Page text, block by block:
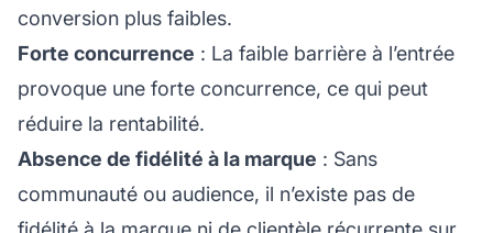
conversion plus faibles.
Forte concurrence : La faible barrière à l’entrée
provoque une forte concurrence, ce qui peut
réduire la rentabilité.
Absence de fidélité à la marque : Sans
communauté ou audience, il n’existe pas de